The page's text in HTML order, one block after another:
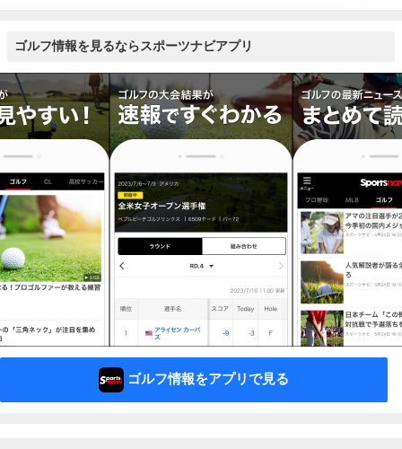
ゴルフ情報を見るならスポーツナビアプリ
ゴルフ情報をアプリで見る